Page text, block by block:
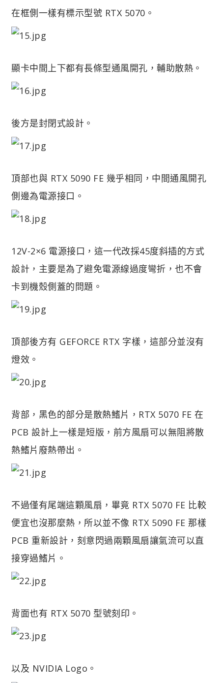
在框側一樣有標示型號 RTX 5070。
顯卡中間上下都有長條型通風開孔，輔助散熱。
後方是封閉式設計。
頂部也與 RTX 5090 FE 幾乎相同，中間通風開孔
側邊為電源接口。
12V-2×6 電源接口，這一代改採45度斜插的方式
設計，主要是為了避免電源線過度彎折，也不會
卡到機殼側蓋的問題。
頂部後方有 GEFORCE RTX 字樣，這部分並沒有
燈效。
背部，黑色的部分是散熱鰭片，RTX 5070 FE 在
PCB 設計上一樣是短版，前方風扇可以無阻將散
熱鰭片廢熱帶出。
不過僅有尾端這顆風扇，畢竟 RTX 5070 FE 比較
便宜也沒那麼熱，所以並不像 RTX 5090 FE 那樣
PCB 重新設計，刻意閃過兩顆風扇讓氣流可以直
接穿過鰭片。
背面也有 RTX 5070 型號刻印。
以及 NVIDIA Logo。